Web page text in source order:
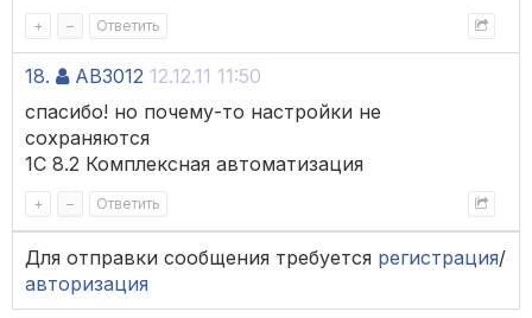
+ – Ответить
18. AB3012 12.12.11 11:50
спасибо! но почему-то настройки не
сохраняются
1С 8.2 Комплексная автоматизация
+ – Ответить
Для отправки сообщения требуется регистрация/
авторизация